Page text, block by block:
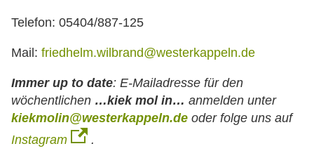
Telefon: 05404/887-125
Mail: friedhelm.wilbrand@westerkappeln.de
Immer up to date: E-Mailadresse für den
wöchentlichen …kiek mol in… anmelden unter
kiekmolin@westerkappeln.de oder folge uns auf
Instagram
.